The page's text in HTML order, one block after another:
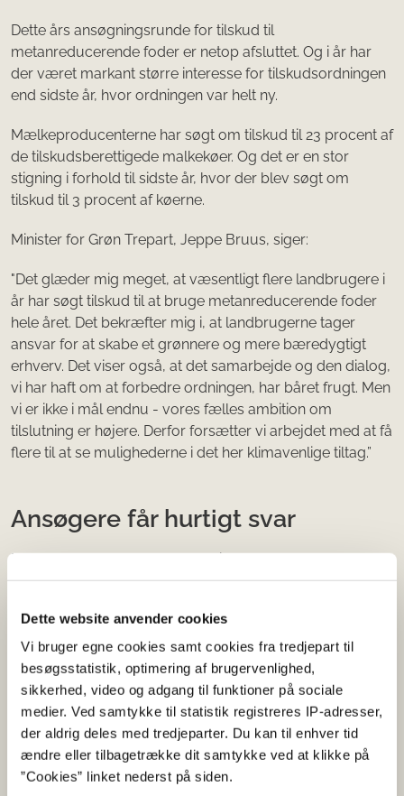
Dette website anvender cookies
Vi bruger egne cookies samt cookies fra tredjepart til
besøgsstatistik, optimering af brugervenlighed,
sikkerhed, video og adgang til funktioner på sociale
medier. Ved samtykke til statistik registreres IP-adresser,
der aldrig deles med tredjeparter. Du kan til enhver tid
ændre eller tilbagetrække dit samtykke ved at klikke på
”Cookies” linket nederst på siden.
Dette års ansøgningsrunde for tilskud til
metanreducerende foder er netop afsluttet. Og i år har
der været markant større interesse for tilskudsordningen
end sidste år, hvor ordningen var helt ny.
Mælkeproducenterne har søgt om tilskud til 23 procent af
de tilskudsberettigede malkekøer. Og det er en stor
stigning i forhold til sidste år, hvor der blev søgt om
tilskud til 3 procent af køerne.
Minister for Grøn Trepart, Jeppe Bruus, siger:
"Det glæder mig meget, at væsentligt flere landbrugere i
år har søgt tilskud til at bruge metanreducerende foder
hele året. Det bekræfter mig i, at landbrugerne tager
ansvar for at skabe et grønnere og mere bæredygtigt
erhverv. Det viser også, at det samarbejde og den dialog,
vi har haft om at forbedre ordningen, har båret frugt. Men
vi er ikke i mål endnu - vores fælles ambition om
tilslutning er højere. Derfor forsætter vi arbejdet med at få
flere til at se mulighederne i det her klimavenlige tiltag.”
Ansøgere får hurtigt svar
Mælkeproducenterne behøver ikke vente længe, før de
får svar på deres ansøgning om tilskud.
Det forventes, at langt størstedelen af ansøgningerne vil
være færdigbehandlede i anden halvdel af november, så
mælkeproducenterne får en hurtig afklaring på, om de
får tilsagn om tilskud.
I år er der søgt om tilskud til metanreducerende foder for
i alt 47 mio. kr.